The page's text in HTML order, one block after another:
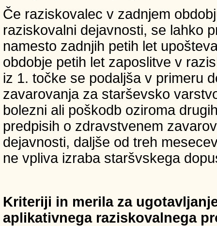
Če raziskovalec v zadnjem
raziskovalni dejavnosti, se lahko
namesto zadnjih petih let
obdobje petih let zaposlitve v
iz 1. točke se podaljša v primeru
zavarovanja za starševsko
bolezni ali poškodb oziroma
predpisih o zdravstvenem
dejavnosti, daljše od treh
ne vpliva izraba staršvskega
Kriteriji in merila za
aplikativnega raziskovalnega